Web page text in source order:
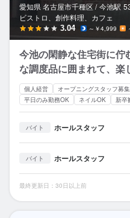
WEB履歴書
スカウト・メルマガ受信設定
ヘルプ・お問い合わせフォーム
掲載をご検討の店舗様へ
食べログ求人PRESS
プライバシーポリシー
利用規約
愛知県 名古屋市千種区 / 今池駅
ビストロ、創作料理、カフェ
3.04 ～￥4,999
今池の閑静な住宅街に佇
な調度品に囲まれて、楽
個人経営 オープニングスタッフ募集
平日のみ勤務OK
ネイルOK 新卒
バイト ホールスタッフ
バイト ホールスタッフ
最終更新日：30日以上前